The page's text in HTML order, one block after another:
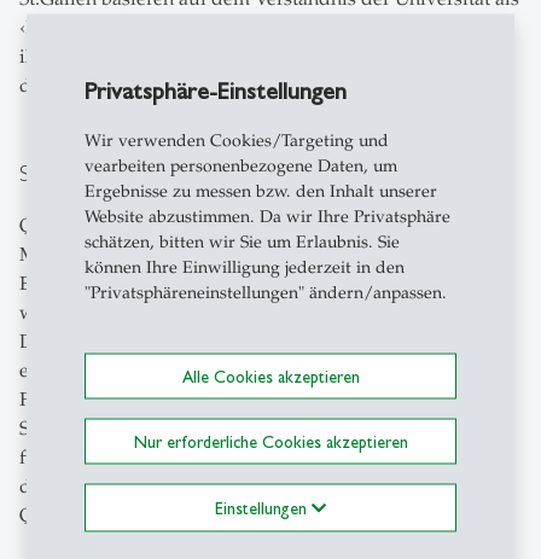
Privatsphäre-Einstellungen
Wir verwenden Cookies/Targeting und
vearbeiten personenbezogene Daten, um
Ergebnisse zu messen bzw. den Inhalt unserer
Website abzustimmen. Da wir Ihre Privatsphäre
schätzen, bitten wir Sie um Erlaubnis. Sie
können Ihre Einwilligung jederzeit in den
"Privatsphäreneinstellungen" ändern/anpassen.
Alle Cookies akzeptieren
Nur erforderliche Cookies akzeptieren
Einstellungen
‹Expertenorganisation› mit einem hohen Autonomiegrad
ihres akademischen Personals und deren Kopplung an
die Institution.
Servicestelle für Qualitätsentwicklung
Qualität und Qualitätsentwicklung basieren in hohem
Masse auf der Motivation ihrer Mitglieder, die nach
Exzellenz streben. Darin sollen sie unterstützt
werden. Die Unterstützung, Koordination und
Durchführung von Qualitätssicherungs- und -
entwicklungsmassnahmen in den Bereichen Lehre,
Forschung, Weiterbildung und Verwaltung wird von der
Stelle für Qualitätsentwicklung wahrgenommen. Hierbei
fungiert sie als Schnittstelle zwischen zentralem,
dezentralem sowie internem und externem
Qualitätsmanagement.